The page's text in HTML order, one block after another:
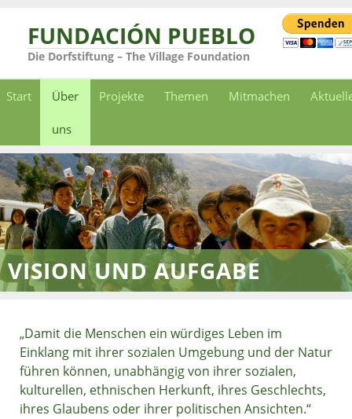
FUNDACIÓN PUEBLO
Die Dorfstiftung – The Village Foundation
Start Über
uns
Projekte Themen Mitmachen
VISION UND AUFGABE
„Damit die Menschen ein würdiges Leben im
Einklang mit ihrer sozialen Umgebung und der Natur
führen können, unabhängig von ihrer sozialen,
kulturellen, ethnischen Herkunft, ihres Geschlechts,
ihres Glaubens oder ihrer politischen Ansichten.“